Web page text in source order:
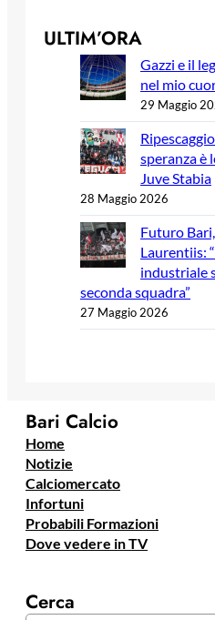
ULTIM’ORA
Gazzi e il
nel mio
29 Maggio
speranza è
Juve Stabia
28 Maggio 2026
Futuro
Laurentiis:
industriale
seconda squadra”
27 Maggio 2026
Bari Calcio
Home
Notizie
Calciomercato
Infortuni
Probabili Formazioni
Dove vedere in TV
Cerca